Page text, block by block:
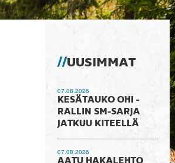
UUSIMMAT
07.08.2026
KESÄTAUKO OHI -
RALLIN SM-SARJA
JATKUU KITEELLÄ
07.08.2026